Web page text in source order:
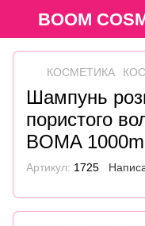
BOOM
КОСМЕТИКА
Шампунь
пористого
BOMA
Артикул: 1725